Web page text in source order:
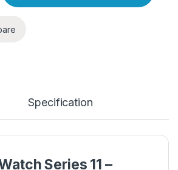
Specification
Series 11 –